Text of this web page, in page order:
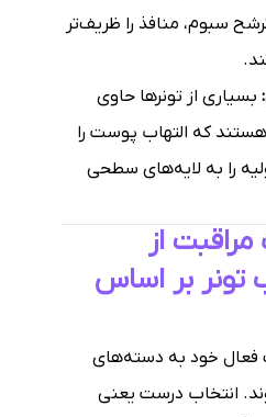
سبوم، منافذ را ظریف‌تر
بسیاری از تونرها حاوی
که التهاب پوست را
را به لایه‌های سطحی
از
تونر بر اساس
فعال خود به دسته‌های
انتخاب درست یعنی